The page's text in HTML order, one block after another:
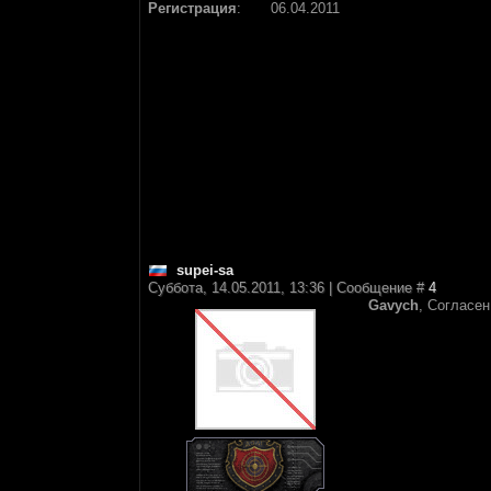
Регистрация: 06.04.2011
supei-sa
Суббота, 14.05.2011, 13:36 | Сообщение # 4
Gavych,